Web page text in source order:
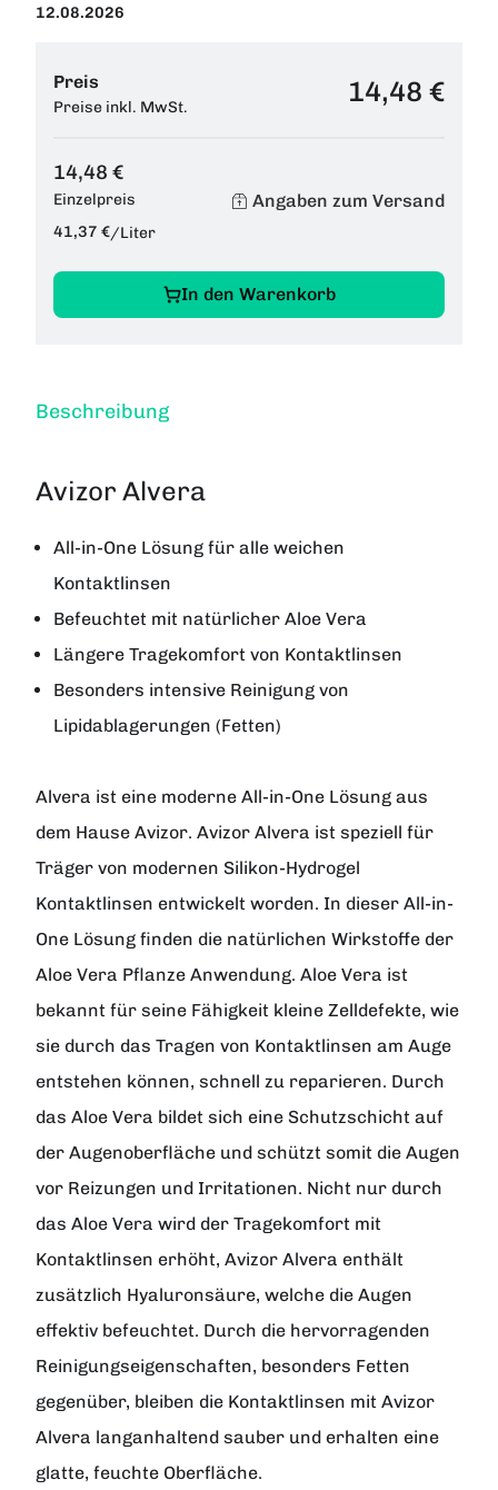
12.08.2026
Preis
Preise inkl. MwSt. 14,48 €
14,48 €
Einzelpreis
41,37 €/Liter
Angaben zum Versand
In den Warenkorb
Beschreibung
Avizor Alvera
All-in-One Lösung für alle weichen
Kontaktlinsen
Befeuchtet mit natürlicher Aloe Vera
Längere Tragekomfort von Kontaktlinsen
Besonders intensive Reinigung von
Lipidablagerungen (Fetten)
Alvera ist eine moderne All-in-One Lösung aus
dem Hause Avizor. Avizor Alvera ist speziell für
Träger von modernen Silikon-Hydrogel
Kontaktlinsen entwickelt worden. In dieser All-in-
One Lösung finden die natürlichen Wirkstoffe der
Aloe Vera Pflanze Anwendung. Aloe Vera ist
bekannt für seine Fähigkeit kleine Zelldefekte, wie
sie durch das Tragen von Kontaktlinsen am Auge
entstehen können, schnell zu reparieren. Durch
das Aloe Vera bildet sich eine Schutzschicht auf
der Augenoberfläche und schützt somit die Augen
vor Reizungen und Irritationen. Nicht nur durch
das Aloe Vera wird der Tragekomfort mit
Kontaktlinsen erhöht, Avizor Alvera enthält
zusätzlich Hyaluronsäure, welche die Augen
effektiv befeuchtet. Durch die hervorragenden
Reinigungseigenschaften, besonders Fetten
gegenüber, bleiben die Kontaktlinsen mit Avizor
Alvera langanhaltend sauber und erhalten eine
glatte, feuchte Oberfläche.